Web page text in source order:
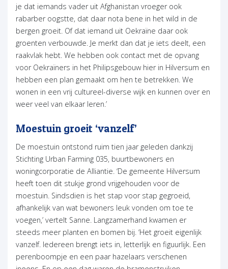
je dat iemands vader uit Afghanistan vroeger ook
rabarber oogstte, dat daar nota bene in het wild in de
bergen groeit. Of dat iemand uit Oekraïne daar ook
groenten verbouwde. Je merkt dan dat je iets deelt, een
raakvlak hebt. We hebben ook contact met de opvang
voor Oekraïners in het Philipsgebouw hier in Hilversum en
hebben een plan gemaakt om hen te betrekken. We
wonen in een vrij cultureel-diverse wijk en kunnen over en
weer veel van elkaar leren.’
Moestuin groeit ‘vanzelf’
De moestuin ontstond ruim tien jaar geleden dankzij
Stichting Urban Farming 035, buurtbewoners en
woningcorporatie de Alliantie. ‘De gemeente Hilversum
heeft toen dit stukje grond vrijgehouden voor de
moestuin. Sindsdien is het stap voor stap gegroeid,
afhankelijk van wat bewoners leuk vonden om toe te
voegen,’ vertelt Sanne. Langzamerhand kwamen er
steeds meer planten en bomen bij. ‘Het groeit eigenlijk
vanzelf. Iedereen brengt iets in, letterlijk en figuurlijk. Een
perenboompje en een paar hazelaars verschenen